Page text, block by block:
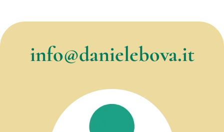
info@danielebova.it